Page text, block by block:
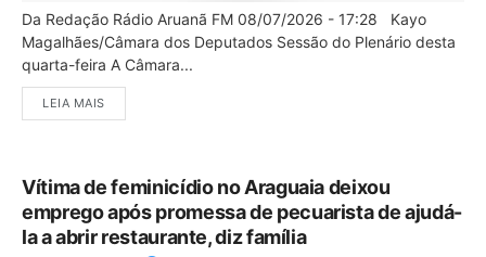
Da Redação Rádio Aruanã FM 08/07/2026 - 17:28 Kayo
Magalhães/Câmara dos Deputados Sessão do Plenário desta
quarta-feira A Câmara...
LEIA MAIS
Vítima de feminicídio no Araguaia deixou
emprego após promessa de pecuarista de ajudá-
la a abrir restaurante, diz família